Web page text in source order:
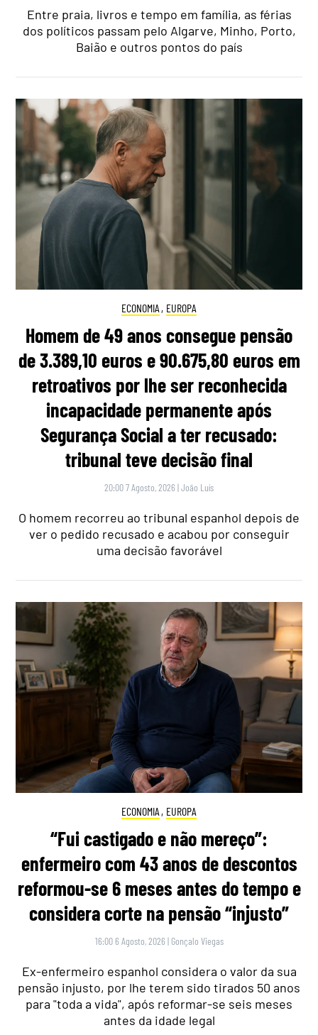
Entre praia, livros e tempo em família, as férias
dos políticos passam pelo Algarve, Minho, Porto,
Baião e outros pontos do país
ECONOMIA , EUROPA
Homem de 49 anos consegue pensão
de 3.389,10 euros e 90.675,80 euros em
retroativos por lhe ser reconhecida
incapacidade permanente após
Segurança Social a ter recusado:
tribunal teve decisão final
20:00 7 Agosto, 2026 |João Luís
O homem recorreu ao tribunal espanhol depois de
ver o pedido recusado e acabou por conseguir
uma decisão favorável
ECONOMIA , EUROPA
“Fui castigado e não mereço”:
enfermeiro com 43 anos de descontos
reformou-se 6 meses antes do tempo e
considera corte na pensão “injusto”
16:00 6 Agosto, 2026 | Gonçalo Viegas
Ex-enfermeiro espanhol considera o valor da sua
pensão injusto, por lhe terem sido tirados 50 anos
para "toda a vida", após reformar-se seis meses
antes da idade legal